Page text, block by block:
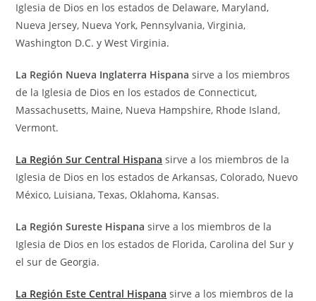
Iglesia de Dios en los estados de Delaware, Maryland,
Nueva Jersey, Nueva York, Pennsylvania, Virginia,
Washington D.C. y West Virginia.
La Región Nueva Inglaterra Hispana sirve a los miembros
de la Iglesia de Dios en los estados de Connecticut,
Massachusetts, Maine, Nueva Hampshire, Rhode Island,
Vermont.
La Región Sur Central Hispana sirve a los miembros de la
Iglesia de Dios en los estados de Arkansas, Colorado, Nuevo
México, Luisiana, Texas, Oklahoma, Kansas.
La Región Sureste Hispana sirve a los miembros de la
Iglesia de Dios en los estados de Florida, Carolina del Sur y
el sur de Georgia.
La Región Este Central Hispana sirve a los miembros de la